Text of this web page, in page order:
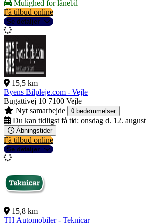
Mulighed for lånebil
Få tilbud online
Se detaljer
15,5 km
Byens Bilpleje.com - Vejle
Bugattivej 10 7100 Vejle
Nyt samarbejde
0 bedømmelser
Du kan tidligst få tid: onsdag d. 12. august
Åbningstider
Få tilbud online
Se detaljer
15,8 km
TH Automobiler - Teknicar